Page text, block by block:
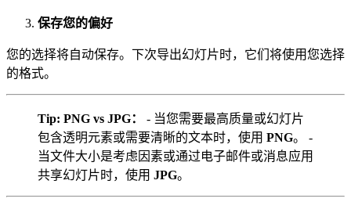
保存您的偏好
您的选择将自动保存。下次导出幻灯片时，它们将使用您选择
的格式。
Tip: PNG vs JPG：
- 当您需要最高质量或幻灯片
包含透明元素或需要清晰的文本时，使用 PNG。 -
当文件大小是考虑因素或通过电子邮件或消息应用
共享幻灯片时，使用 JPG。